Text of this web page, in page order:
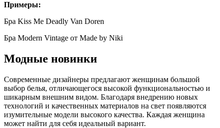
Примеры:
Бра Kiss Me Deadly Van Doren
Бра Modern Vintage от Made by Niki
Модные новинки
Современные дизайнеры предлагают женщинам большой
выбор белья, отличающегося высокой функциональностью и
шикарным внешним видом. Благодаря внедрению новых
технологий и качественных материалов на свет появляются
изумительные модели высокого качества. Каждая женщина
может найти для себя идеальный вариант.